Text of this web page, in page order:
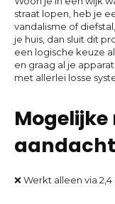
straat lopen, heb je
vandalisme of
je huis, dan sluit dit
een logische keuze
en graag al je
met allerlei losse
❌ Werkt alleen via